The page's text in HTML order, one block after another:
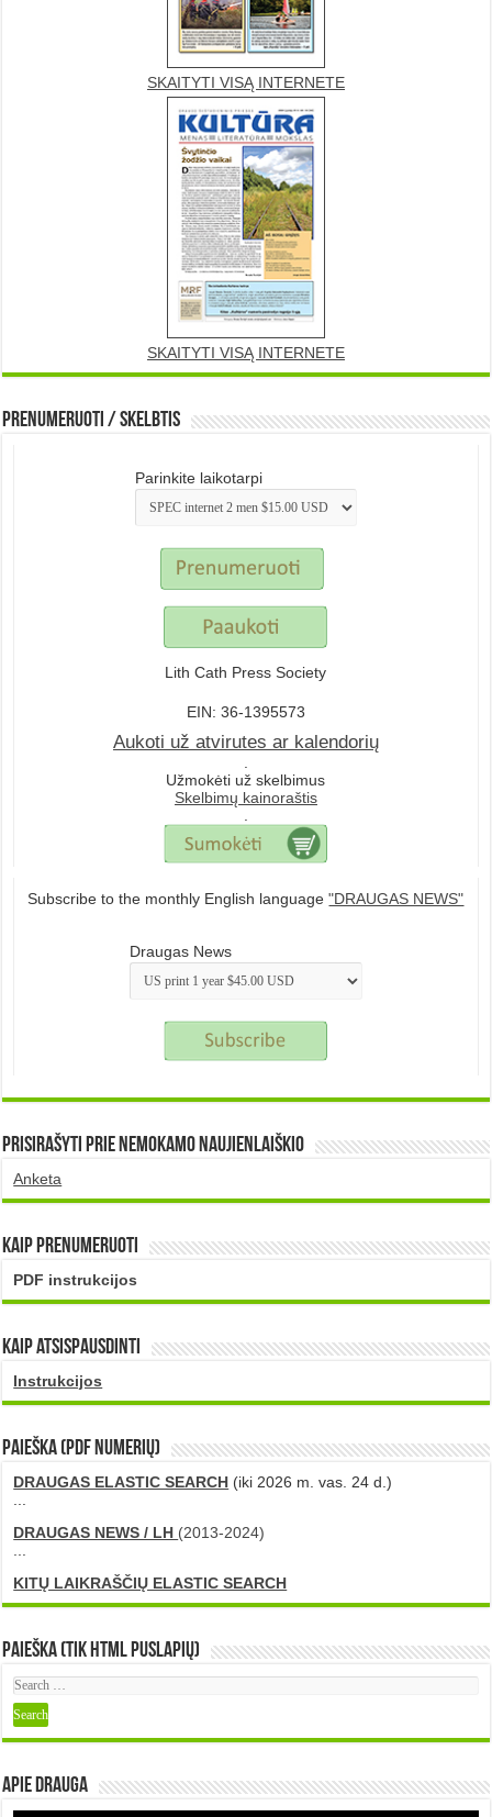
SKAITYTI VISĄ INTERNETE
SKAITYTI VISĄ INTERNETE
Prenumeruoti / Skelbtis
Parinkite laikotarpi
Lith Cath Press Society
EIN: 36-1395573
Aukoti už atvirutes ar kalendorių
Užmokėti už skelbimus
Skelbimų kainoraštis
Subscribe to the monthly English language"DRAUGAS NEWS"
Draugas News
Prisirašyti prie nemokamo naujienlaiškio
Anketa
Kaip prenumeruoti
PDF instrukcijos
Kaip atsispausdinti
Instrukcijos
PAIEŠKA (PDF numerių)
DRAUGAS ELASTIC SEARCH (iki 2026 m. vas. 24 d.)
DRAUGAS NEWS / LH (2013-2024)
KITŲ LAIKRAŠČIŲ ELASTIC SEARCH
Paieška (tik HTML puslapių)
Apie DRAUGA